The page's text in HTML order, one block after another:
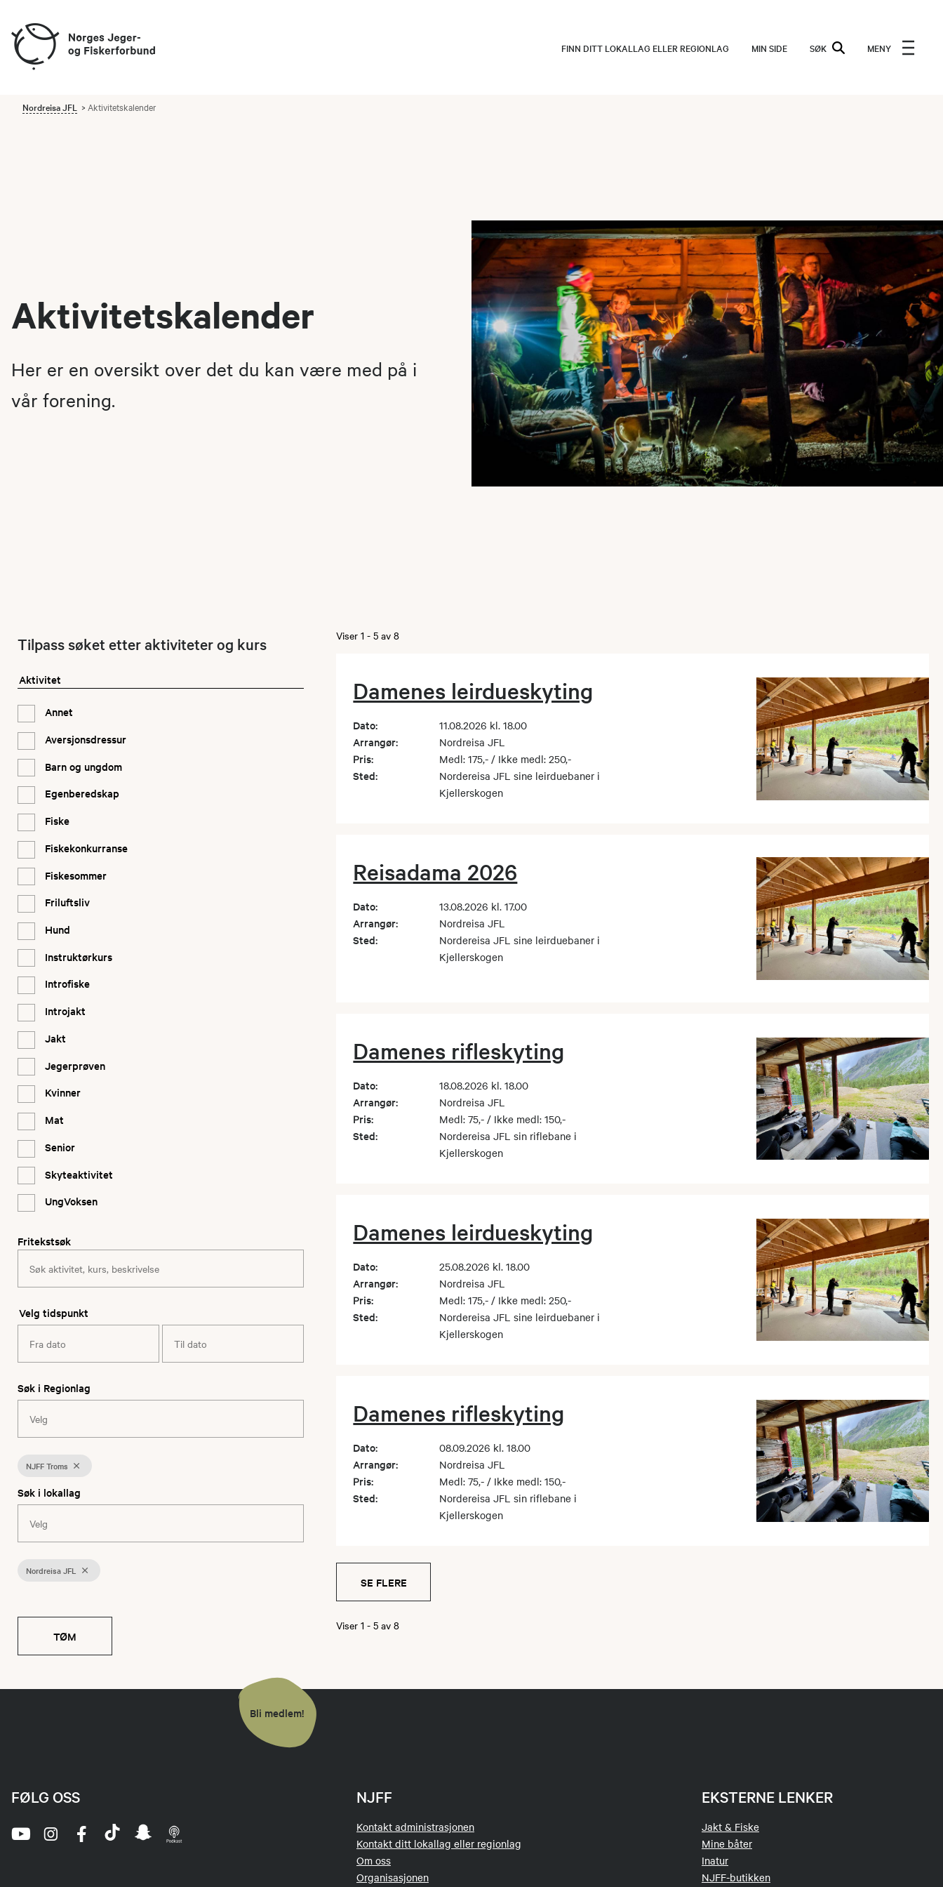
FINN DITT LOKALLAG ELLER REGIONLAG MIN SIDE SØK MENY
Nordreisa JFL Aktivitetskalender
Aktivitetskalender
Her er en oversikt over det du kan være med på i
vår forening.
Tilpass søket etter aktiviteter og kurs
Aktivitet
Annet
Aversjonsdressur
Barn og ungdom
Egenberedskap
Fiske
Fiskekonkurranse
Fiskesommer
Friluftsliv
Hund
Instruktørkurs
Introfiske
Introjakt
Jakt
Jegerprøven
Kvinner
Mat
Senior
Skyteaktivitet
UngVoksen
Fritekstsøk
Velg tidspunkt
Søk i Regionlag
NJFF Troms
Søk i lokallag
Nordreisa JFL
TØM
Viser1- 5av8
Damenes leirdueskyting
Dato: 11.08.2026 kl. 18.00
Arrangør: Nordreisa JFL
Pris: Medl: 175,- / Ikke medl: 250,-
Sted:
Nordereisa JFL sine leirduebaner i
Kjellerskogen
Reisadama 2026
Dato: 13.08.2026 kl. 17.00
Arrangør: Nordreisa JFL
Sted:
Nordereisa JFL sine leirduebaner i
Kjellerskogen
Damenes rifleskyting
Dato: 18.08.2026 kl. 18.00
Arrangør: Nordreisa JFL
Pris: Medl: 75,- / Ikke medl: 150,-
Sted:
Nordereisa JFL sin riflebane i
Kjellerskogen
Damenes leirdueskyting
Dato: 25.08.2026 kl. 18.00
Arrangør: Nordreisa JFL
Pris: Medl: 175,- / Ikke medl: 250,-
Sted:
Nordereisa JFL sine leirduebaner i
Kjellerskogen
Damenes rifleskyting
Dato: 08.09.2026 kl. 18.00
Arrangør: Nordreisa JFL
Pris: Medl: 75,- / Ikke medl: 150,-
Sted:
Nordereisa JFL sin riflebane i
Kjellerskogen
SE FLERE
Viser1- 5av8
Bli medlem!
NJFF
Kontakt administrasjonen
Kontakt ditt lokallag eller regionlag
Om oss
Organisasjonen
EKSTERNE LENKER
Jakt & Fiske
Mine båter
Inatur
NJFF-butikken
FØLG OSS